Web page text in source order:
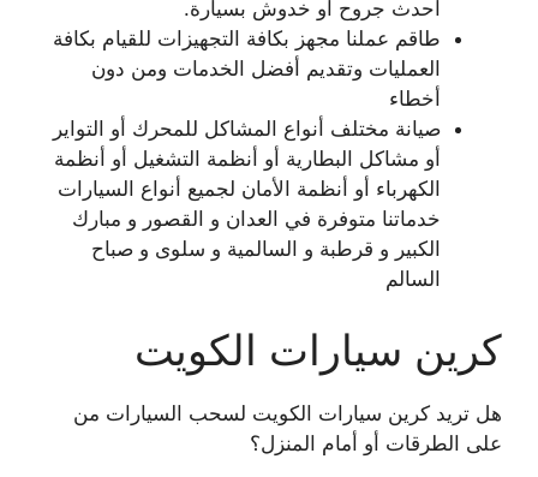
احدث جروح أو خدوش بسيارة.
طاقم عملنا مجهز بكافة التجهيزات للقيام بكافة
العمليات وتقديم أفضل الخدمات ومن دون
أخطاء
صيانة مختلف أنواع المشاكل للمحرك أو التواير
أو مشاكل البطارية أو أنظمة التشغيل أو أنظمة
الكهرباء أو أنظمة الأمان لجميع أنواع السيارات
خدماتنا متوفرة في العدان و القصور و مبارك
الكبير و قرطبة و السالمية و سلوى و صباح
السالم
كرين سيارات الكويت
هل تريد كرين سيارات الكويت لسحب السيارات من
على الطرقات أو أمام المنزل؟